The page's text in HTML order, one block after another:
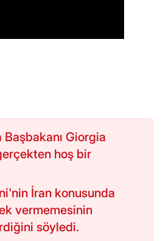
Giorgia
hoş bir
İran konusunda
vermemesinin
söyledi.